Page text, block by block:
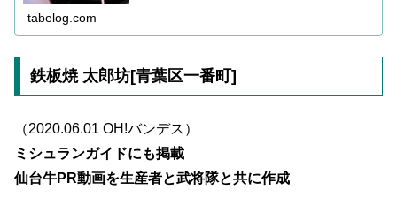
tabelog.com
鉄板焼 太郎坊[青葉区一番町]
（2020.06.01 OH!バンデス）
ミシュランガイドにも掲載
仙台牛PR動画を生産者と武将隊と共に作成